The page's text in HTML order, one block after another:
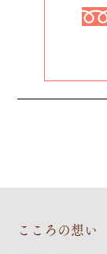
こころの想い